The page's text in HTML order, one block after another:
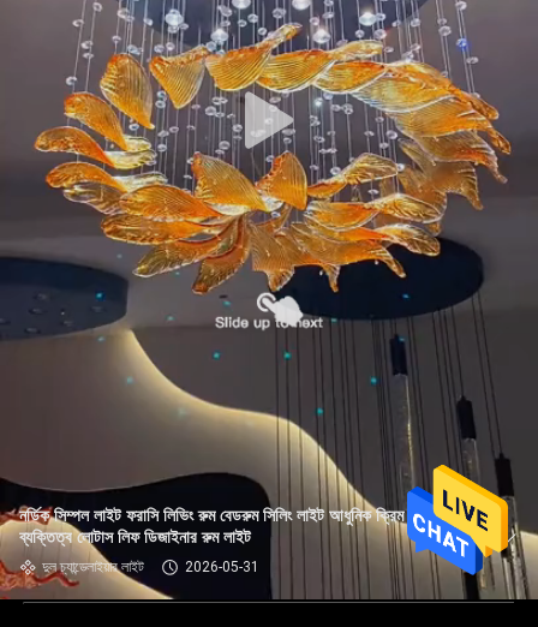
নর্ডিক সিম্পল লাইট ফরাসি লিভিং রুম বেডরুম সিলিং লাইট আধুনিক ক্রিম ক্রিয়েটিভ
ব্যক্তিত্ব লোটাস লিফ ডিজাইনার রুম লাইট
দুল চ্যান্ডেলাইয়ার লাইট 2026-05-31